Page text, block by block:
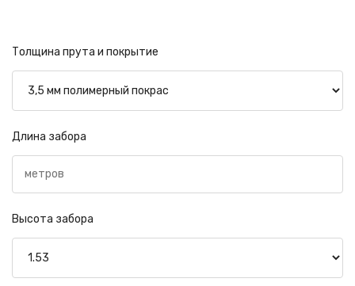
Толщина прута и покрытие
Длина забора
Высота забора